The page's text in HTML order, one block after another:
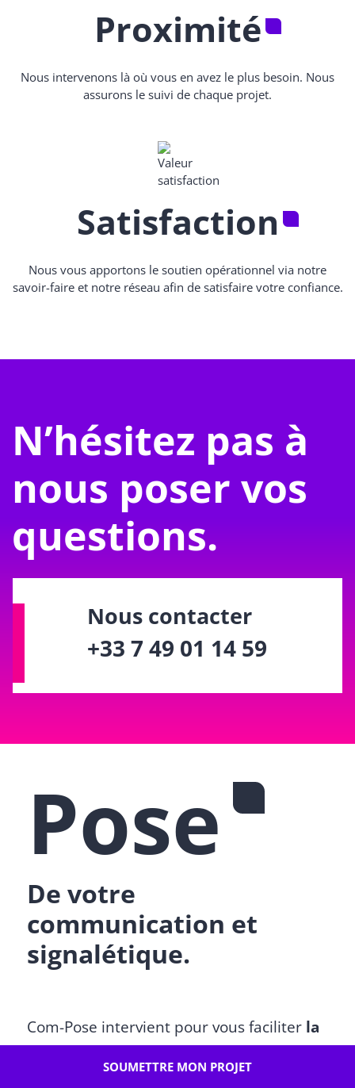
SOUMETTRE MON PROJET
Proximité
Nous intervenons là où vous en avez le plus besoin. Nous
assurons le suivi de chaque projet.
Satisfaction
Nous vous apportons le soutien opérationnel via notre
savoir-faire et notre réseau afin de satisfaire votre confiance.
N’hésitez pas à
nous poser vos
questions.
Nous contacter
+33 7 49 01 14 59
Pose
De votre
communication et
signalétique.
Com-Pose intervient pour vous faciliter la